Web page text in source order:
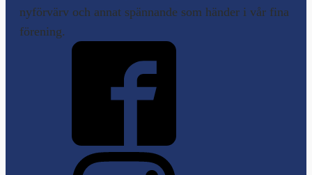
nyförvärv och annat spännande som händer i vår fina
förening.